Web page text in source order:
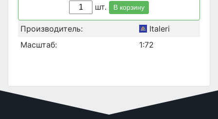
шт.
В корзину
Производитель:
Italeri
Масштаб:
1:72